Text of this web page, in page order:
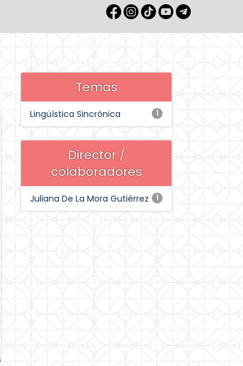
Temas
1
Lingüística Sincrónica
Director /
colaboradores
1
Juliana De La Mora Gutiérrez